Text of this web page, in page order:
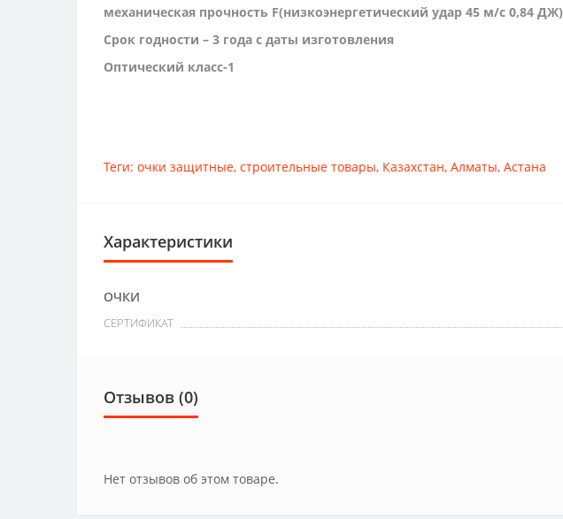
механическая прочность F(низкоэнергетический удар 45 м/с 0,84 ДЖ)
Срок годности – 3 года с даты изготовления
Оптический класс-1
Теги: очки защитные, строительные товары, Казахстан, Алматы, Астана
Характеристики
ОЧКИ
СЕРТИФИКАТ
Отзывов (0)
Нет отзывов об этом товаре.